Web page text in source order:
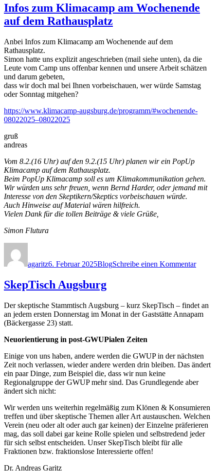
Juni
im
Infos zum Klimacamp am Wochenende
auf dem Rathausplatz
Anbei Infos zum Klimacamp am Wochenende auf dem
Rathausplatz.
Simon hatte uns explizit angeschrieben (mail siehe unten), da die
Leute vom Camp uns offenbar kennen und unsere Arbeit schätzen
und darum gebeten,
dass wir doch mal bei Ihnen vorbeischauen, wer würde Samstag
oder Sonntag mitgehen?
https://www.klimacamp-augsburg.de/programm/#wochenende-
08022025–08022025
gruß
andreas
Vom 8.2.(16 Uhr) auf den 9.2.(15 Uhr) planen wir ein PopUp
Klimacamp auf dem Rathausplatz.
Beim PopUp Klimacamp soll es um Klimakommunikation gehen.
Wir würden uns sehr freuen, wenn Bernd Harder, oder jemand mit
Interesse von den Skeptikern/Skeptics vorbeischauen würde.
Auch Hinweise auf Material wären hilfreich.
Vielen Dank für die tollen Beiträge & viele Grüße,
Simon Flutura
agaritz6. Februar 2025BlogSchreibe einen Kommentarzum
dem
SkepTisch Augsburg
Der skeptische Stammtisch Augsburg – kurz SkepTisch – findet an
an jedem ersten Donnerstag im Monat in der Gaststätte Annapam
(Bäckergasse 23) statt.
Neuorientierung in post-GWUPialen Zeiten
Einige von uns haben, andere werden die GWUP in der nächsten
Zeit noch verlassen, wieder andere werden drin bleiben. Das ändert
ein paar Dinge, zum Beispiel die, dass wir nun keine
Regionalgruppe der GWUP mehr sind. Das Grundlegende aber
ändert sich nicht:
Wir werden uns weiterhin regelmäßig zum Klönen & Konsumieren
treffen und über skeptische Themen aller Art austauschen. Welchen
Verein (neu oder alt oder auch gar keinen) der Einzelne präferieren
mag, das soll dabei gar keine Rolle spielen und selbstredend jeder
für sich selbst entscheiden. Unser SkepTisch bleibt für alle
Fraktionen bzw. fraktionslose Interessierte offen!
Dr. Andreas Garitz